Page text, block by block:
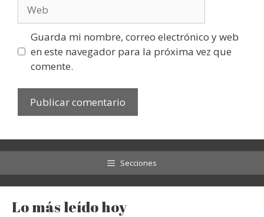
Guarda mi nombre, correo electrónico y web
en este navegador para la próxima vez que
comente.
Secciones
Lo más leído hoy